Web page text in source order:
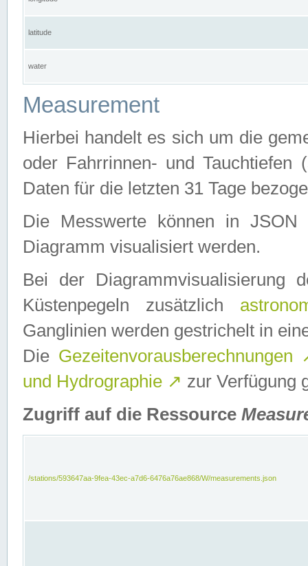
latitude
water
Measurement
Hierbei handelt es sich um die
oder Fahrrinnen- und Tauchtiefen
Daten für die letzten 31 Tage
Die Messwerte können in
Diagramm visualisiert werden.
Bei der Diagrammvisualisierung
Küstenpegeln zusätzlich
Ganglinien werden gestrichelt in
Die Gezeitenvorausberechnungen
und Hydrographie ↗ zur Verfügung
Zugriff auf die Ressource
/stations/593647aa-9fea-43ec-a7d6-6476a76ae868/W/measurements.json